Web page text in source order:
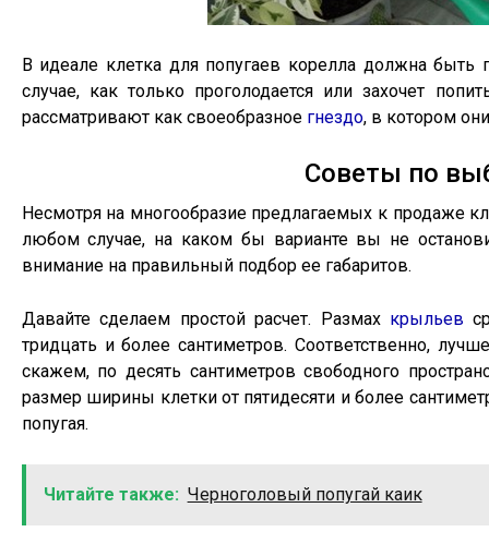
В идеале клетка для попугаев корелла должна
случае, как только проголодается или захочет
рассматривают как своеобразное гнездо, в котором
Советы по
Несмотря на многообразие предлагаемых к продаже
любом случае, на каком бы варианте вы не
внимание на правильный подбор ее габаритов.
Давайте сделаем простой расчет. Размах крыльев
тридцать и более сантиметров. Соответственно,
скажем, по десять сантиметров свободного
размер ширины клетки от пятидесяти и более
попугая.
Читайте также: Черноголовый попугай каик